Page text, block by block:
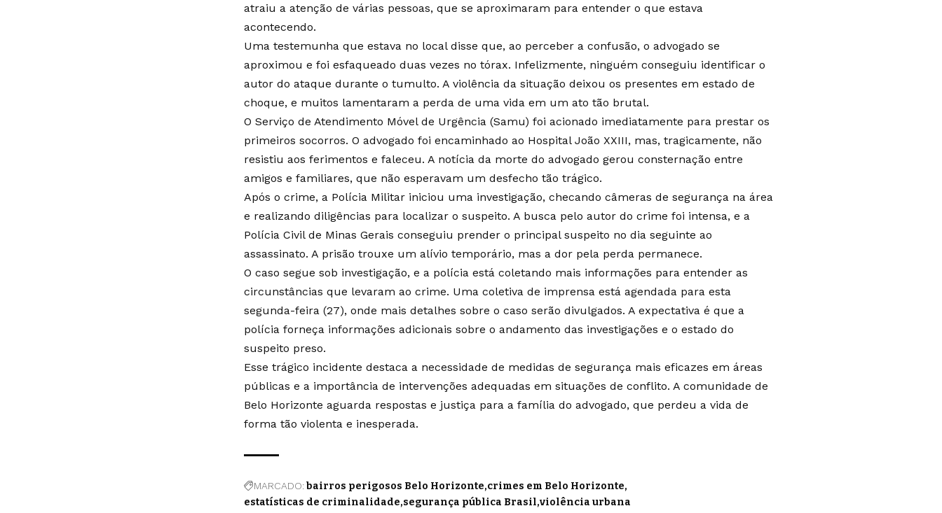
atraiu a atenção de várias pessoas, que se aproximaram para entender o que estava
acontecendo.
Uma testemunha que estava no local disse que, ao perceber a confusão, o advogado se
aproximou e foi esfaqueado duas vezes no tórax. Infelizmente, ninguém conseguiu identificar o
autor do ataque durante o tumulto. A violência da situação deixou os presentes em estado de
choque, e muitos lamentaram a perda de uma vida em um ato tão brutal.
O Serviço de Atendimento Móvel de Urgência (Samu) foi acionado imediatamente para prestar os
primeiros socorros. O advogado foi encaminhado ao Hospital João XXIII, mas, tragicamente, não
resistiu aos ferimentos e faleceu. A notícia da morte do advogado gerou consternação entre
amigos e familiares, que não esperavam um desfecho tão trágico.
Após o crime, a Polícia Militar iniciou uma investigação, checando câmeras de segurança na área
e realizando diligências para localizar o suspeito. A busca pelo autor do crime foi intensa, e a
Polícia Civil de Minas Gerais conseguiu prender o principal suspeito no dia seguinte ao
assassinato. A prisão trouxe um alívio temporário, mas a dor pela perda permanece.
O caso segue sob investigação, e a polícia está coletando mais informações para entender as
circunstâncias que levaram ao crime. Uma coletiva de imprensa está agendada para esta
segunda-feira (27), onde mais detalhes sobre o caso serão divulgados. A expectativa é que a
polícia forneça informações adicionais sobre o andamento das investigações e o estado do
suspeito preso.
Esse trágico incidente destaca a necessidade de medidas de segurança mais eficazes em áreas
públicas e a importância de intervenções adequadas em situações de conflito. A comunidade de
Belo Horizonte aguarda respostas e justiça para a família do advogado, que perdeu a vida de
forma tão violenta e inesperada.
MARCADO:bairros perigosos Belo Horizonte crimes em Belo Horizonte
estatísticas de criminalidade segurança pública Brasil violência urbana